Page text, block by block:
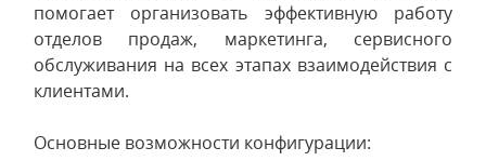
помогает организовать эффективную работу
отделов продаж, маркетинга, сервисного
обслуживания на всех этапах взаимодействия с
клиентами.
Основные возможности конфигурации: